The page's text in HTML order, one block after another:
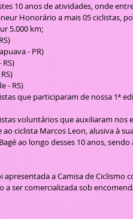
10 anos de atividades, onde
Honorário a mais 05 ciclistas,
5.000 km;
- PR)
- RS)
que participaram de nossa 1ª
voluntários que auxiliaram nos
ciclista Marcos Leon, alusiva à
ao longo desses 10 anos,
a ser comercializada sob